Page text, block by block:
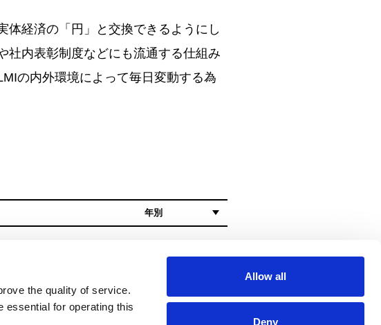
the quality of service.
essential for operating this
Allow all
Deny
体経済の「円」と交換できるようにし
社内表彰制度などにも流通する仕組み
の内外環境によって毎日変動する為